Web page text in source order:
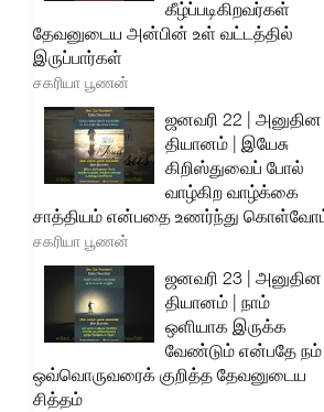
கீழ்ப்படிகிறவர்கள்
தேவனுடைய அன்பின் உள் வட்டத்தில்
இருப்பார்கள்
சகரியா பூணன்
ஜனவரி 22 | அனுதின
தியானம் | இயேசு
கிறிஸ்துவைப் போல்
வாழ்கிற வாழ்க்கை
சாத்தியம் என்பதை உணர்ந்து
சகரியா பூணன்
ஜனவரி 23 | அனுதின
தியானம் | நாம்
ஒளியாக இருக்க
வேண்டும் என்பதே நம்
ஒவ்வொருவரைக் குறித்த தேவனுடைய
சித்தம்